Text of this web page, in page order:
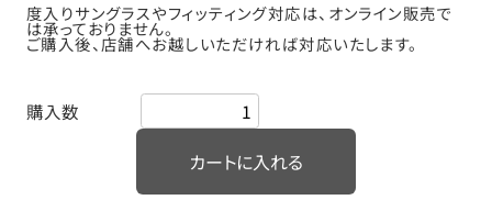
度入りサングラスやフィッティング対応は、オンライン販売で
は承っておりません。
ご購入後、店舗へお越しいただければ対応いたします。
購入数